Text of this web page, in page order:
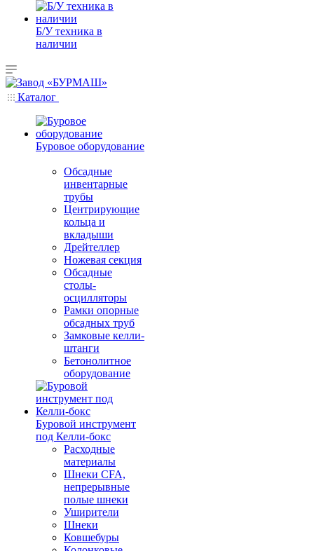
Б/У техника в
наличии
Каталог
Буровое оборудование
Обсадные
инвентарные
трубы
Центрирующие
кольца и
вкладыши
Дрейтеллер
Ножевая секция
Обсадные
столы-
осцилляторы
Рамки опорные
обсадных труб
Замковые келли-
штанги
Бетонолитное
оборудование
Буровой инструмент
под Келли-бокс
Расходные
материалы
Шнеки CFA,
непрерывные
полые шнеки
Уширители
Шнеки
Ковшебуры